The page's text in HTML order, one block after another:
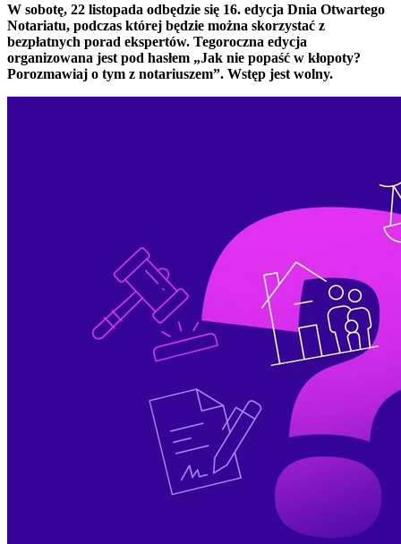
W sobotę, 22 listopada odbędzie się 16. edycja Dnia Otwartego
Notariatu, podczas której będzie można skorzystać z
bezpłatnych porad ekspertów. Tegoroczna edycja
organizowana jest pod hasłem „Jak nie popaść w kłopoty?
Porozmawiaj o tym z notariuszem”. Wstęp jest wolny.